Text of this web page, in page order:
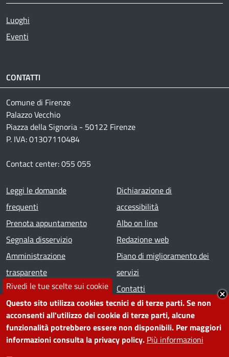
Rivedi le tue scelte sui cookie
Questo sito utilizza cookies tecnici e di terze parti. Se non
acconsenti all'utilizzo dei cookie di terze parti, alcune
funzionalità potrebbero essere non disponibili. Per maggiori
informazioni consulta la privacy policy. Più informazioni
Luoghi
Eventi
CONTATTI
Comune di Firenze
Palazzo Vecchio
Piazza della Signoria - 50122 Firenze
P. IVA: 01307110484
Contact center: 055 055
Footer menu
Leggi le domande
frequenti
Prenota appuntamento
Segnala disservizio
Amministrazione
trasparente
Note legali
Dichiarazione di
accessibilità
Albo on line
Redazione web
Piano di miglioramento dei
servizi
Contatti
SEGUICI SU
Facebook
Instagram
YouTube
Telegram
WhatsApp
TwitterLinkedin